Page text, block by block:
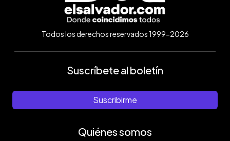
Todos los derechos reservados 1999-2026
Suscríbete al boletín
Suscribirme
Quiénes somos